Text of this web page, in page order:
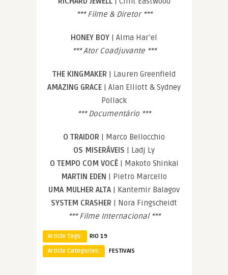
*** Filme & Diretor ***
HONEY BOY
| Alma Har’el
*** Ator Coadjuvante ***
THE KINGMAKER
| Lauren Greenfield
AMAZING GRACE
| Alan Elliott & Sydney
Pollack
*** Documentário ***
O TRAIDOR
| Marco Bellocchio
OS MISERÁVEIS
| Ladj Ly
O TEMPO COM VOCÊ
| Makoto Shinkai
MARTIN EDEN
| Pietro Marcello
UMA MULHER ALTA
| Kantemir Balagov
SYSTEM CRASHER
| Nora Fingscheidt
*** Filme Internacional ***
Article Tags:
RIO 19
Article Categories:
FESTIVAIS